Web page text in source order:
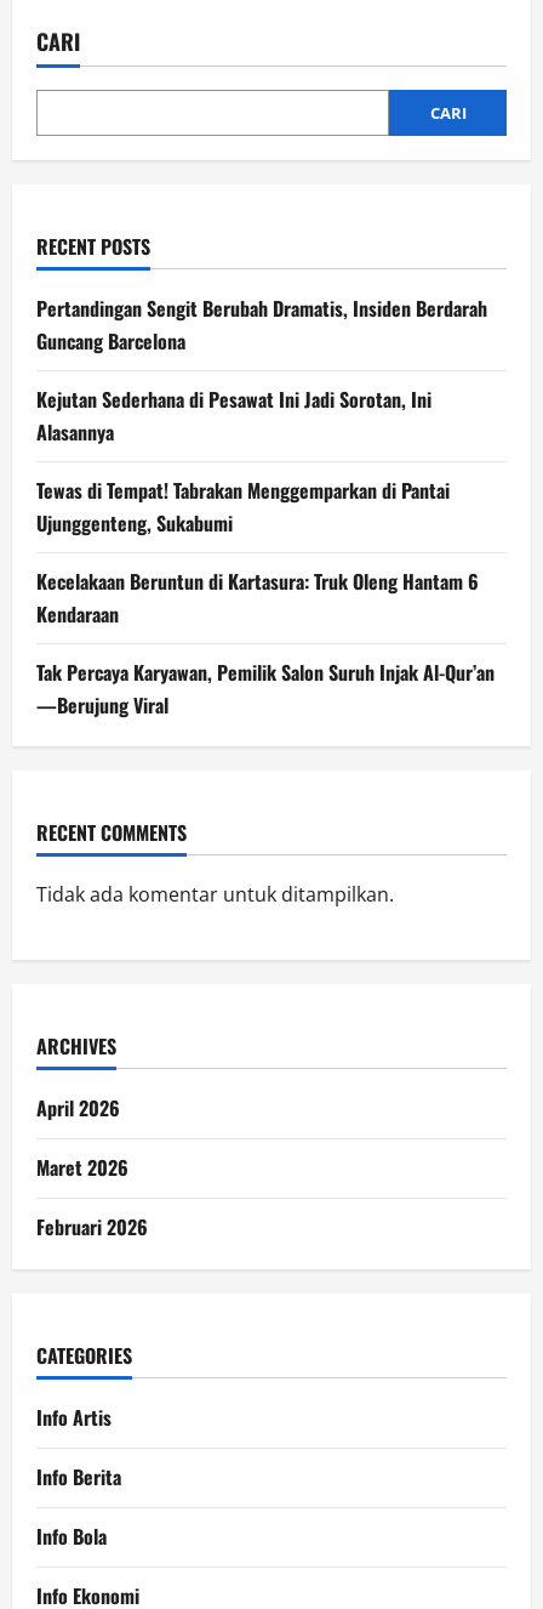
Pecahkan
Ribuan
Berangkat
CARI
CARI
RECENT POSTS
Pertandingan Sengit Berubah Dramatis, Insiden Berdarah
Guncang Barcelona
Kejutan Sederhana di Pesawat Ini Jadi Sorotan, Ini
Alasannya
Tewas di Tempat! Tabrakan Menggemparkan di Pantai
Ujunggenteng, Sukabumi
Kecelakaan Beruntun di Kartasura: Truk Oleng Hantam 6
Kendaraan
Tak Percaya Karyawan, Pemilik Salon Suruh Injak Al-Qur’an
—Berujung Viral
RECENT COMMENTS
Tidak ada komentar untuk ditampilkan.
ARCHIVES
April 2026
Maret 2026
Februari 2026
CATEGORIES
Info Artis
Info Berita
Info Bola
Info Ekonomi